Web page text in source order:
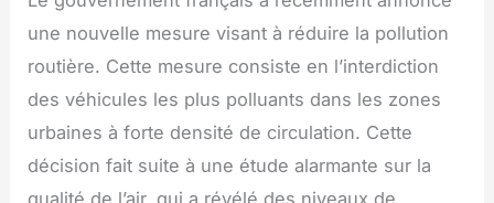
une nouvelle mesure visant à réduire la pollution
routière. Cette mesure consiste en l’interdiction
des véhicules les plus polluants dans les zones
urbaines à forte densité de circulation. Cette
décision fait suite à une étude alarmante sur la
qualité de l’air, qui a révélé des niveaux de